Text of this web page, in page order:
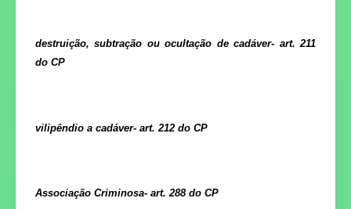
destruição, subtração ou ocultação de cadáver- art. 211
do CP
vilipêndio a cadáver- art. 212 do CP
Associação Criminosa- art. 288 do CP